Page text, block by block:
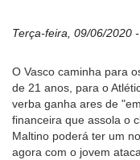
Terça-feira, 09/06/2020
O Vasco caminha para
de 21 anos, para o
verba ganha ares de
financeira que assola o
Maltino poderá ter um
agora com o jovem